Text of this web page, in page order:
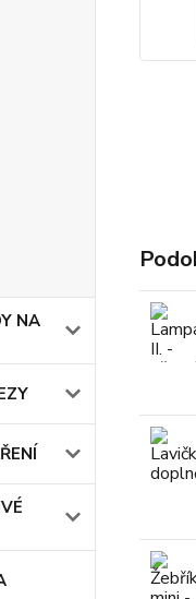
NA